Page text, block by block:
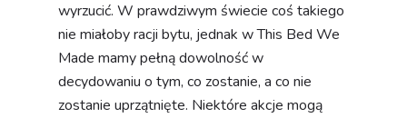
wyrzucić. W prawdziwym świecie coś takiego
nie miałoby racji bytu, jednak w This Bed We
Made mamy pełną dowolność w
decydowaniu o tym, co zostanie, a co nie
zostanie uprzątnięte. Niektóre akcje mogą